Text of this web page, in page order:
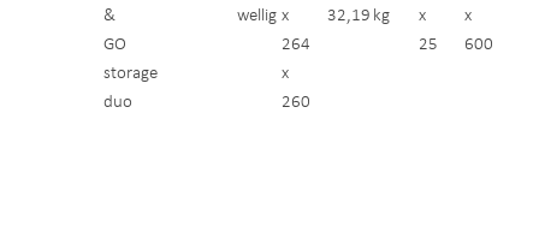
&
GO
storage
duo
wellig x
264
x
260
32,19 kg
x
25
x
600